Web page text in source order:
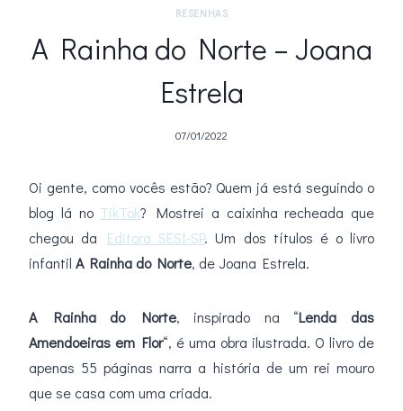
RESENHAS
A Rainha do Norte – Joana
Estrela
07/01/2022
Oi gente, como vocês estão? Quem já está seguindo o
blog lá no TikTok? Mostrei a caixinha recheada que
chegou da Editora SESI-SP. Um dos títulos é o livro
infantil A Rainha do Norte, de Joana Estrela.
A Rainha do Norte, inspirado na “Lenda das
Amendoeiras em Flor“, é uma obra ilustrada. O livro de
apenas 55 páginas narra a história de um rei mouro
que se casa com uma criada.